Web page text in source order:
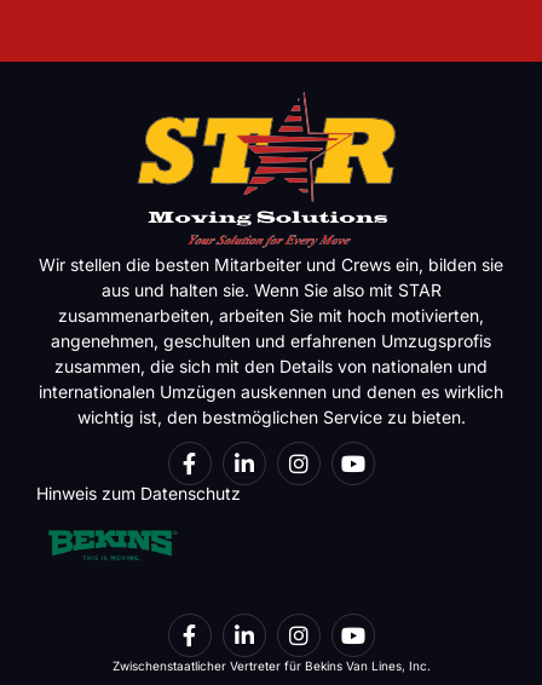
Wir stellen die besten Mitarbeiter und Crews ein, bilden sie
aus und halten sie. Wenn Sie also mit STAR
zusammenarbeiten, arbeiten Sie mit hoch motivierten,
angenehmen, geschulten und erfahrenen Umzugsprofis
zusammen, die sich mit den Details von nationalen und
internationalen Umzügen auskennen und denen es wirklich
wichtig ist, den bestmöglichen Service zu bieten.
Hinweis zum Datenschutz
Zwischenstaatlicher Vertreter für Bekins Van Lines, Inc.